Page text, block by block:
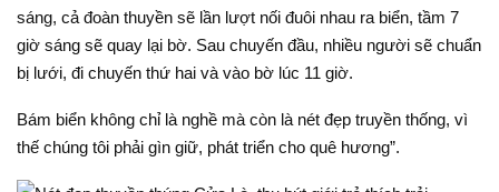
sáng, cả đoàn thuyền sẽ lần lượt nối đuôi nhau ra biển, tầm 7
giờ sáng sẽ quay lại bờ. Sau chuyến đầu, nhiều người sẽ chuẩn
bị lưới, đi chuyến thứ hai và vào bờ lúc 11 giờ.
Bám biển không chỉ là nghề mà còn là nét đẹp truyền thống, vì
thế chúng tôi phải gìn giữ, phát triển cho quê hương”.